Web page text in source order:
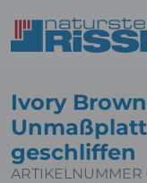
Ivory
geschliffen
ARTIKELNUMMER